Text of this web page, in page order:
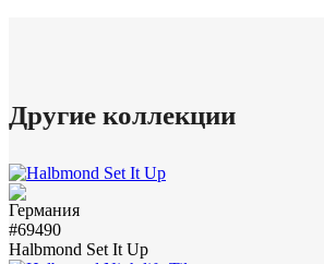
Другие коллекции
#69490
Halbmond Set It Up